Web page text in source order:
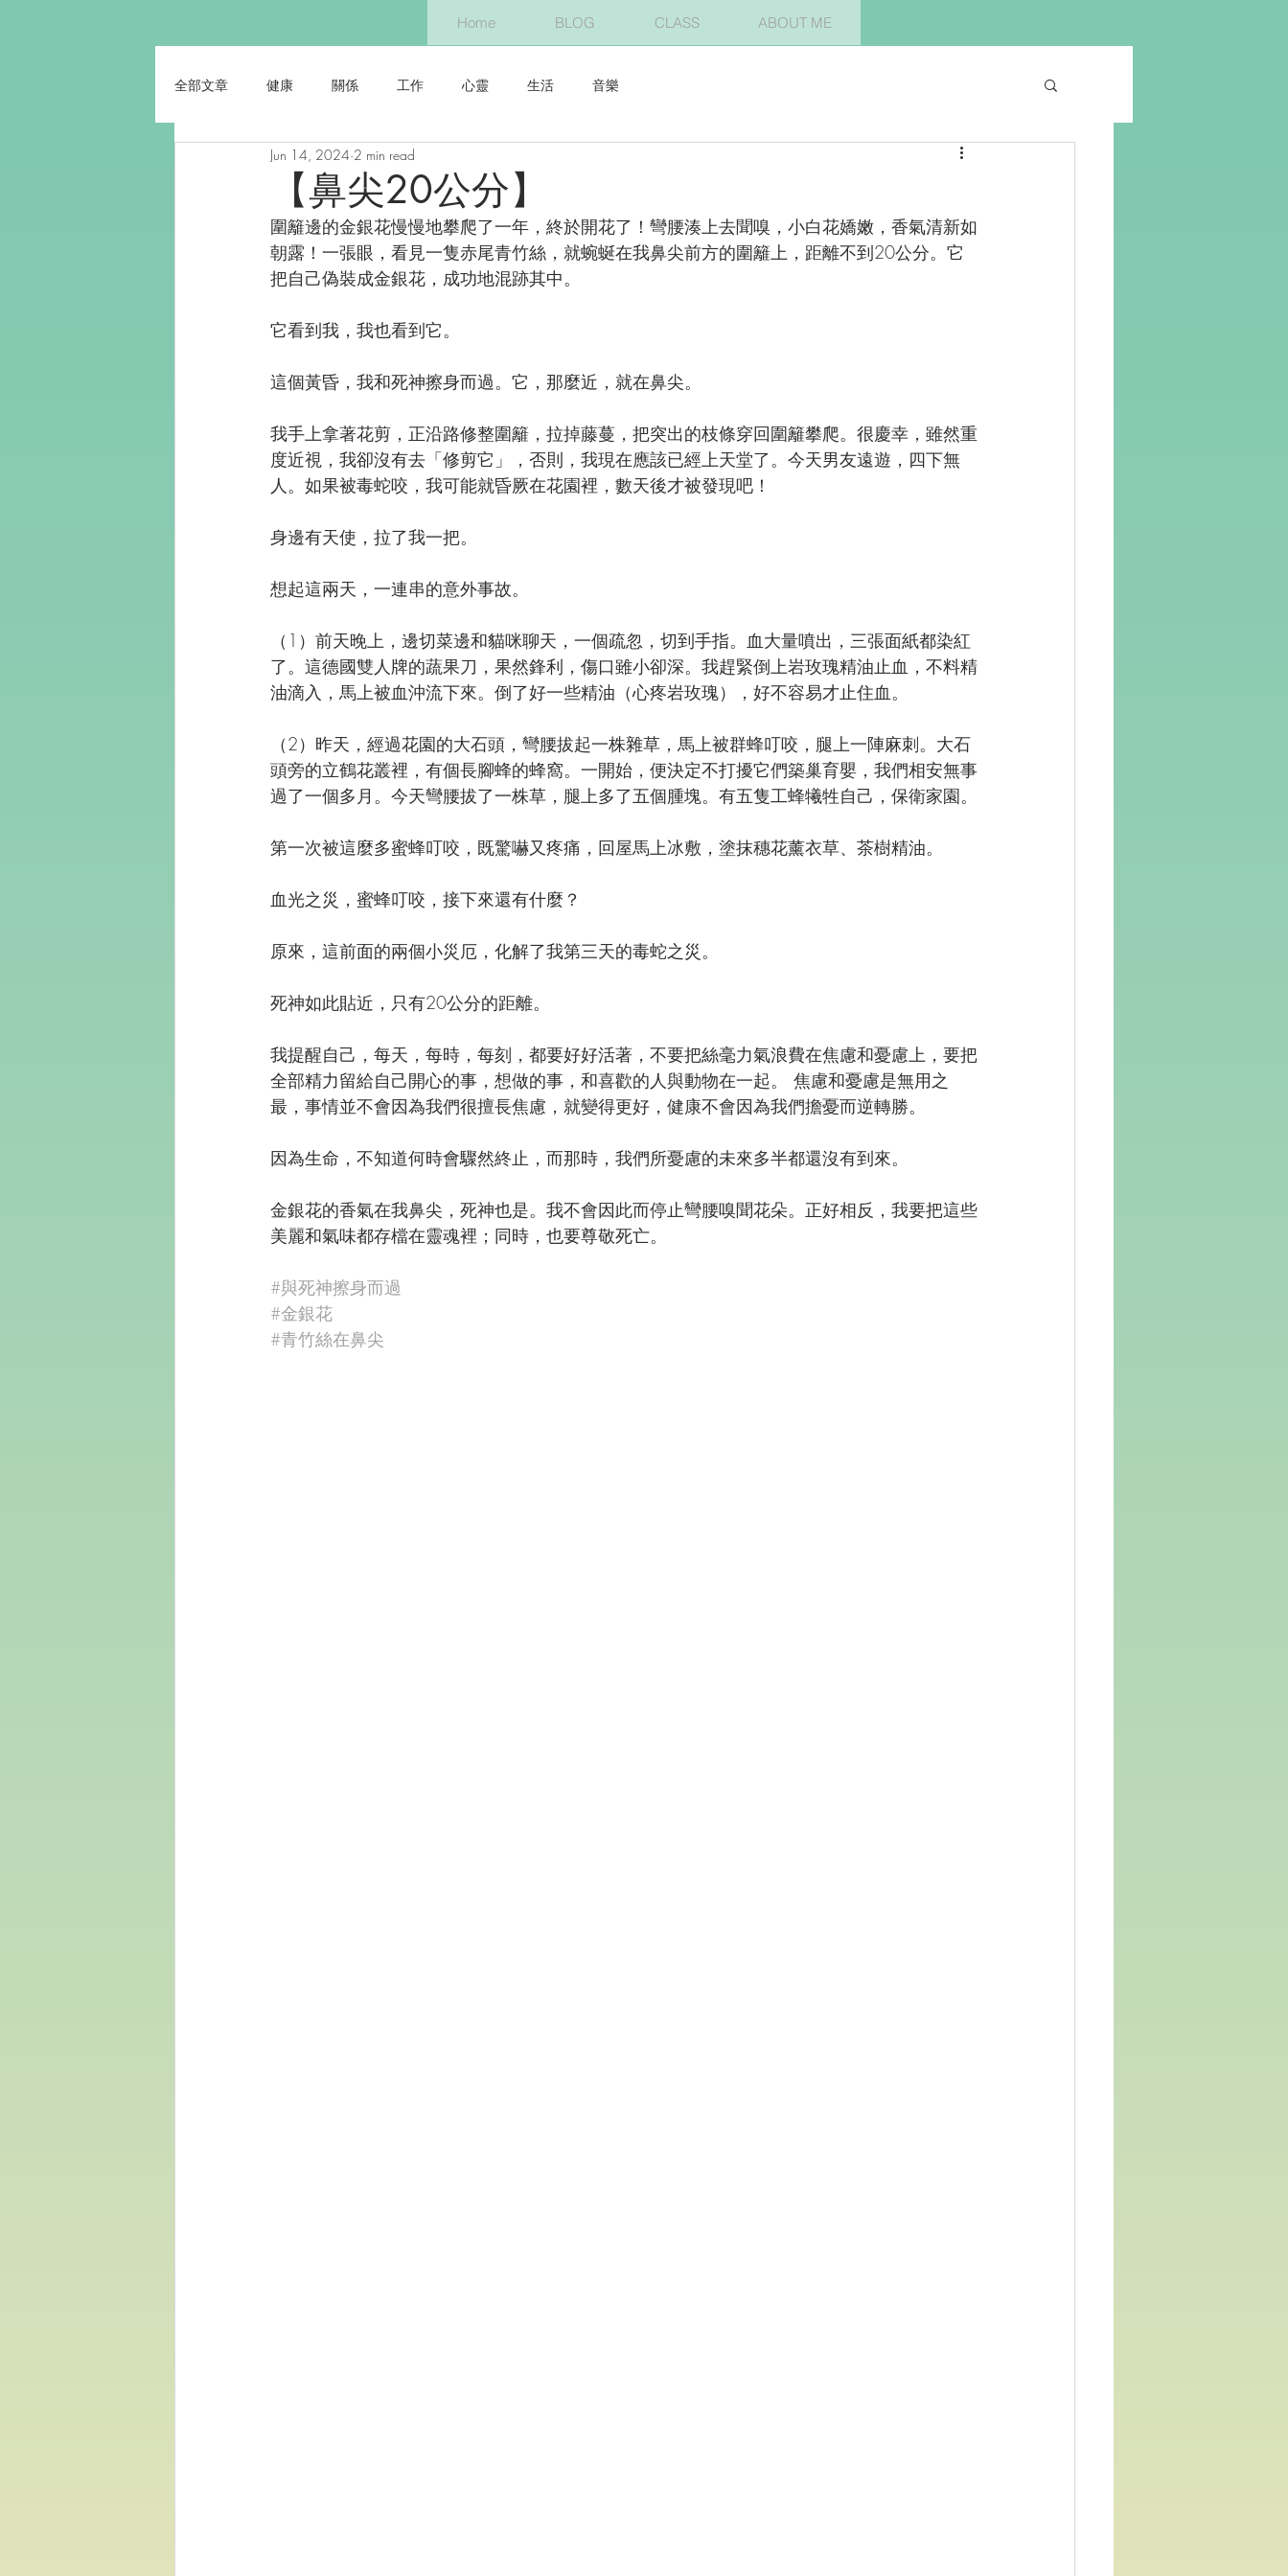
Home BLOG CLASS ABOUT ME
全部文章 健康 關係 工作 心靈 生活 音樂
【鼻尖20公分】
Jun 14, 2024 2 min read
圍籬邊的金銀花慢慢地攀爬了一年，終於開花了！彎腰湊上去聞嗅，小白花嬌嫩，香氣清新如
朝露！一張眼，看見一隻赤尾青竹絲，就蜿蜒在我鼻尖前方的圍籬上，距離不到20公分。它
把自己偽裝成金銀花，成功地混跡其中。
它看到我，我也看到它。
這個黃昏，我和死神擦身而過。它，那麼近，就在鼻尖。
我手上拿著花剪，正沿路修整圍籬，拉掉藤蔓，把突出的枝條穿回圍籬攀爬。很慶幸，雖然重
度近視，我卻沒有去「修剪它」，否則，我現在應該已經上天堂了。今天男友遠遊，四下無
人。如果被毒蛇咬，我可能就昏厥在花園裡，數天後才被發現吧！
身邊有天使，拉了我一把。
想起這兩天，一連串的意外事故。
（1）前天晚上，邊切菜邊和貓咪聊天，一個疏忽，切到手指。血大量噴出，三張面紙都染紅
了。這德國雙人牌的蔬果刀，果然鋒利，傷口雖小卻深。我趕緊倒上岩玫瑰精油止血，不料精
油滴入，馬上被血沖流下來。倒了好一些精油（心疼岩玫瑰），好不容易才止住血。
（2）昨天，經過花園的大石頭，彎腰拔起一株雜草，馬上被群蜂叮咬，腿上一陣麻刺。大石
頭旁的立鶴花叢裡，有個長腳蜂的蜂窩。一開始，便決定不打擾它們築巢育嬰，我們相安無事
過了一個多月。今天彎腰拔了一株草，腿上多了五個腫塊。有五隻工蜂犧牲自己，保衛家園。
第一次被這麼多蜜蜂叮咬，既驚嚇又疼痛，回屋馬上冰敷，塗抹穗花薰衣草、茶樹精油。
血光之災，蜜蜂叮咬，接下來還有什麼？
原來，這前面的兩個小災厄，化解了我第三天的毒蛇之災。
死神如此貼近，只有20公分的距離。
我提醒自己，每天，每時，每刻，都要好好活著，不要把絲毫力氣浪費在焦慮和憂慮上，要把
全部精力留給自己開心的事，想做的事，和喜歡的人與動物在一起。 焦慮和憂慮是無用之
最，事情並不會因為我們很擅長焦慮，就變得更好，健康不會因為我們擔憂而逆轉勝。
因為生命，不知道何時會驟然終止，而那時，我們所憂慮的未來多半都還沒有到來。
金銀花的香氣在我鼻尖，死神也是。我不會因此而停止彎腰嗅聞花朵。正好相反，我要把這些
美麗和氣味都存檔在靈魂裡；同時，也要尊敬死亡。
#與死神擦身而過
#金銀花
#青竹絲在鼻尖